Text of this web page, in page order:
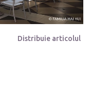
Distribuie articolul